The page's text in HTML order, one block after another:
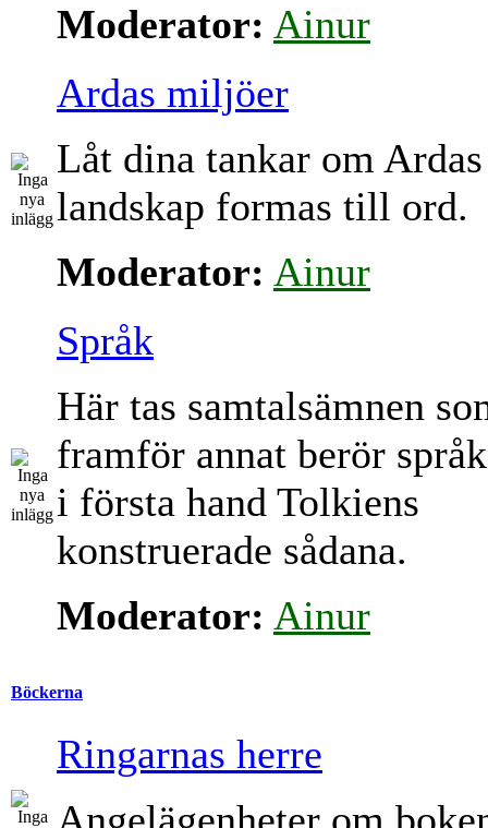
Moderator: Ainur
Ardas miljöer
Låt dina tankar om Ardas
landskap formas till ord.
Moderator: Ainur
Språk
Här tas samtalsämnen
framför annat berör
i första hand Tolkiens
konstruerade sådana.
Moderator: Ainur
Böckerna
Ringarnas herre